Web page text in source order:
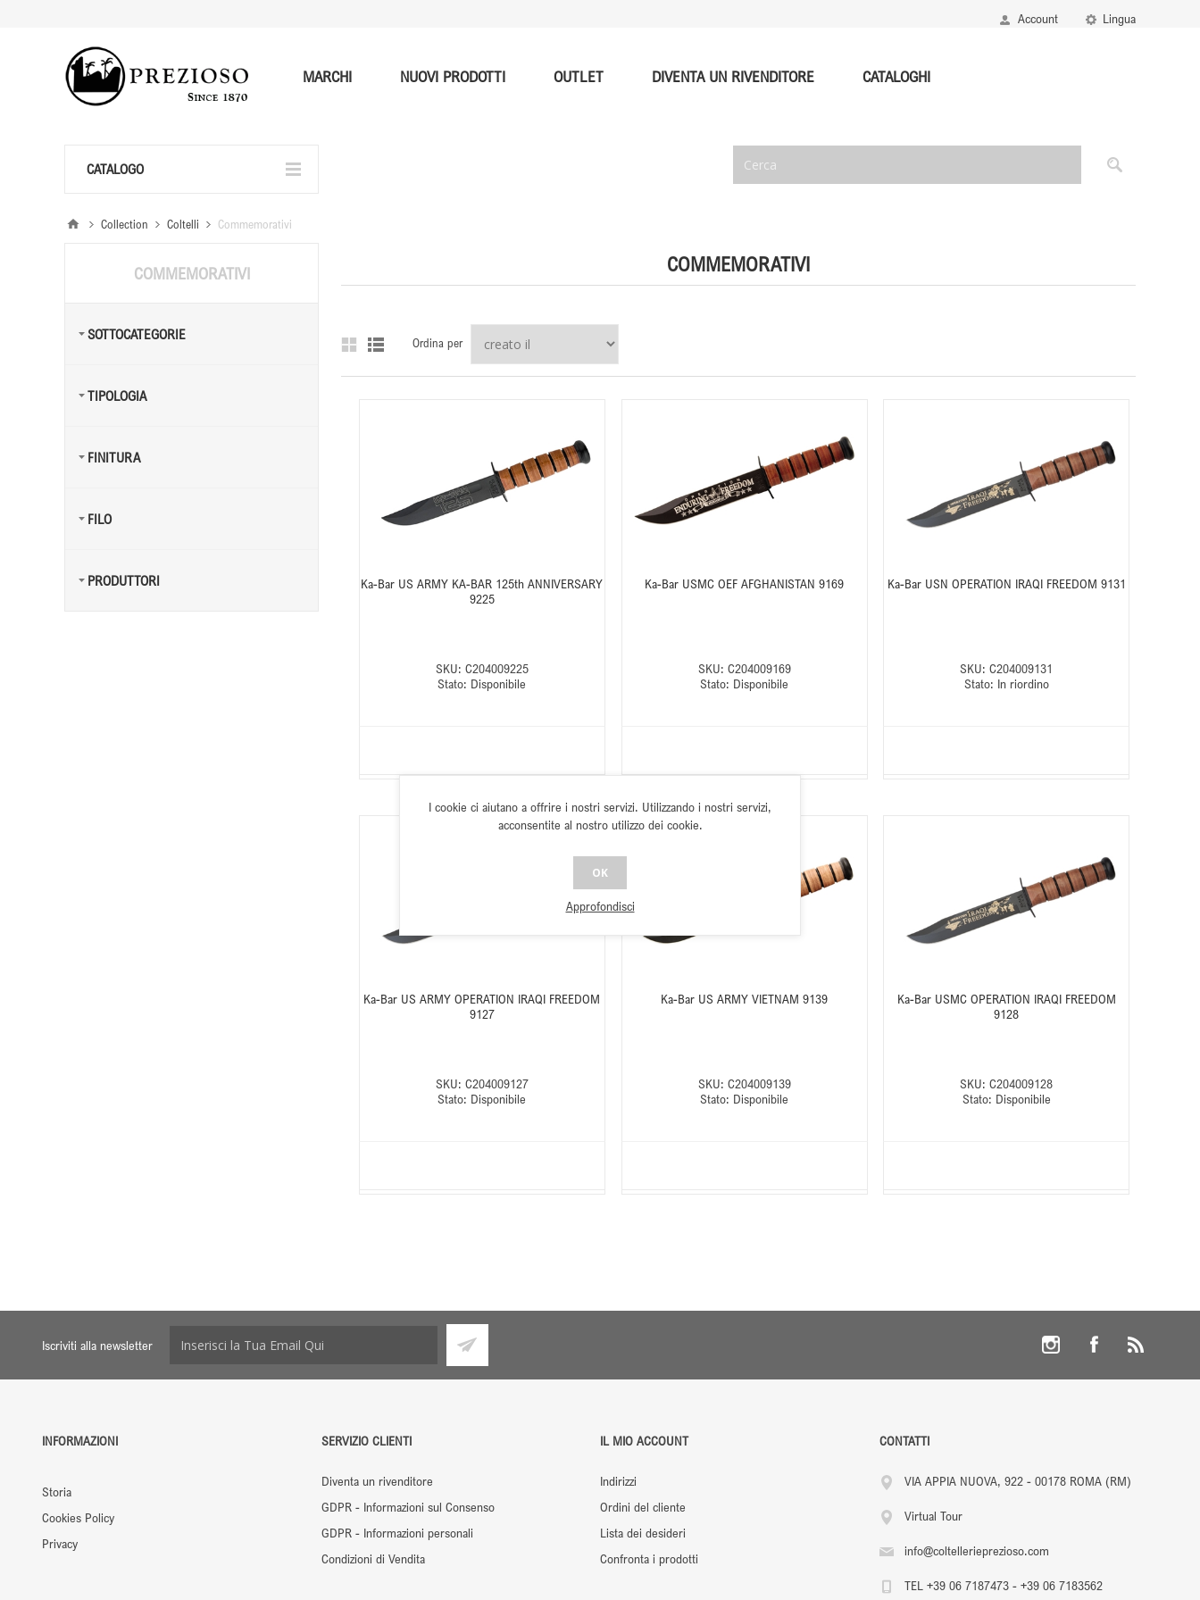
Lingua
Account
MARCHI NUOVI PRODOTTI OUTLET DIVENTA UN RIVENDITORE CATALOGHI
CATALOGO
Collection Coltelli Commemorativi
COMMEMORATIVI
Ordina per
Ka-Bar US ARMY KA-BAR 125th ANNIVERSARY
9225
SKU: C204009225
Stato: Disponibile
Ka-Bar USMC OEF AFGHANISTAN 9169
SKU: C204009169
Stato: Disponibile
Ka-Bar USN OPERATION IRAQI FREEDOM 9131
SKU: C204009131
Stato: In riordino
Ka-Bar US ARMY OPERATION IRAQI FREEDOM
9127
SKU: C204009127
Stato: Disponibile
Ka-Bar US ARMY VIETNAM 9139
SKU: C204009139
Stato: Disponibile
Ka-Bar USMC OPERATION IRAQI FREEDOM
9128
SKU: C204009128
Stato: Disponibile
COMMEMORATIVI
SOTTOCATEGORIE
TIPOLOGIA
FINITURA
FILO
PRODUTTORI
Iscriviti alla newsletter
INFORMAZIONI
Storia
Cookies Policy
Privacy
SERVIZIO CLIENTI
Diventa un rivenditore
GDPR - Informazioni sul Consenso
GDPR - Informazioni personali
Condizioni di Vendita
IL MIO ACCOUNT
Indirizzi
Ordini del cliente
Lista dei desideri
Confronta i prodotti
CONTATTI
VIA APPIA NUOVA, 922 - 00178 ROMA (RM)
Virtual Tour
info@coltellerieprezioso.com
TEL +39 06 7187473 - +39 06 7183562
I cookie ci aiutano a offrire i nostri servizi. Utilizzando i nostri servizi,
acconsentite al nostro utilizzo dei cookie.
OK
Approfondisci